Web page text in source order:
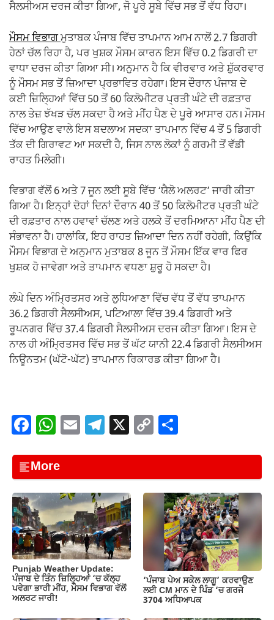
ਸੈਲਸੀਅਸ ਦਰਜ ਕੀਤਾ ਗਿਆ, ਜੋ ਪੂਰੇ ਸੂਬੇ ਵਿੱਚ ਸਭ ਤੋਂ ਵੱਧ ਰਿਹਾ।
ਮੌਸਮ ਵਿਭਾਗਮੁਤਾਬਕ ਪੰਜਾਬ ਵਿੱਚ ਤਾਪਮਾਨ ਆਮ ਨਾਲੋਂ 2.7 ਡਿਗਰੀ
ਹੇਠਾਂ ਚੱਲ ਰਿਹਾ ਹੈ, ਪਰ ਖੁਸ਼ਕ ਮੌਸਮ ਕਾਰਨ ਇਸ ਵਿੱਚ 0.2 ਡਿਗਰੀ ਦਾ
ਵਾਧਾ ਦਰਜ ਕੀਤਾ ਗਿਆ ਸੀ। ਅਨੁਮਾਨ ਹੈ ਕਿ ਵੀਰਵਾਰ ਅਤੇ ਸ਼ੁੱਕਰਵਾਰ
ਨੂੰ ਮੌਸਮ ਸਭ ਤੋਂ ਜ਼ਿਆਦਾ ਪ੍ਰਭਾਵਿਤ ਰਹੇਗਾ। ਇਸ ਦੌਰਾਨ ਪੰਜਾਬ ਦੇ
ਕਈ ਜ਼ਿਲ੍ਹਿਆਂ ਵਿੱਚ 50 ਤੋਂ 60 ਕਿਲੋਮੀਟਰ ਪ੍ਰਤੀ ਘੰਟੇ ਦੀ ਰਫ਼ਤਾਰ
ਨਾਲ ਤੇਜ਼ ਝੱਖੜ ਚੱਲ ਸਕਦਾ ਹੈ ਅਤੇ ਮੀਂਹ ਪੈਣ ਦੇ ਪੂਰੇ ਆਸਾਰ ਹਨ। ਮੌਸਮ
ਵਿੱਚ ਆਉਣ ਵਾਲੇ ਇਸ ਬਦਲਾਅ ਸਦਕਾ ਤਾਪਮਾਨ ਵਿੱਚ 4 ਤੋਂ 5 ਡਿਗਰੀ
ਤੱਕ ਦੀ ਗਿਰਾਵਟ ਆ ਸਕਦੀ ਹੈ, ਜਿਸ ਨਾਲ ਲੋਕਾਂ ਨੂੰ ਗਰਮੀ ਤੋਂ ਵੱਡੀ
ਰਾਹਤ ਮਿਲੇਗੀ।
ਵਿਭਾਗ ਵੱਲੋਂ 6 ਅਤੇ 7 ਜੂਨ ਲਈ ਸੂਬੇ ਵਿੱਚ ‘ਯੈਲੋ ਅਲਰਟ’ ਜਾਰੀ ਕੀਤਾ
ਗਿਆ ਹੈ। ਇਨ੍ਹਾਂ ਦੋਹਾਂ ਦਿਨਾਂ ਦੌਰਾਨ 40 ਤੋਂ 50 ਕਿਲੋਮੀਟਰ ਪ੍ਰਤੀ ਘੰਟੇ
ਦੀ ਰਫ਼ਤਾਰ ਨਾਲ ਹਵਾਵਾਂ ਚੱਲਣ ਅਤੇ ਹਲਕੇ ਤੋਂ ਦਰਮਿਆਨਾ ਮੀਂਹ ਪੈਣ ਦੀ
ਸੰਭਾਵਨਾ ਹੈ। ਹਾਲਾਂਕਿ, ਇਹ ਰਾਹਤ ਜ਼ਿਆਦਾ ਦਿਨ ਨਹੀਂ ਰਹੇਗੀ, ਕਿਉਂਕਿ
ਮੌਸਮ ਵਿਭਾਗ ਦੇ ਅਨੁਮਾਨ ਮੁਤਾਬਕ 8 ਜੂਨ ਤੋਂ ਮੌਸਮ ਇੱਕ ਵਾਰ ਫਿਰ
ਖੁਸ਼ਕ ਹੋ ਜਾਵੇਗਾ ਅਤੇ ਤਾਪਮਾਨ ਵਧਣਾ ਸ਼ੁਰੂ ਹੋ ਸਕਦਾ ਹੈ।
ਲੰਘੇ ਦਿਨ ਅੰਮ੍ਰਿਤਸਰ ਅਤੇ ਲੁਧਿਆਣਾ ਵਿੱਚ ਵੱਧ ਤੋਂ ਵੱਧ ਤਾਪਮਾਨ
36.2 ਡਿਗਰੀ ਸੈਲਸੀਅਸ, ਪਟਿਆਲਾ ਵਿੱਚ 39.4 ਡਿਗਰੀ ਅਤੇ
ਰੂਪਨਗਰ ਵਿੱਚ 37.4 ਡਿਗਰੀ ਸੈਲਸੀਅਸ ਦਰਜ ਕੀਤਾ ਗਿਆ। ਇਸ ਦੇ
ਨਾਲ ਹੀ ਅੰਮ੍ਰਿਤਸਰ ਵਿੱਚ ਸਭ ਤੋਂ ਘੱਟ ਯਾਨੀ 22.4 ਡਿਗਰੀ ਸੈਲਸੀਅਸ
ਨਿਊਨਤਮ (ਘੱਟੋ-ਘੱਟ) ਤਾਪਮਾਨ ਰਿਕਾਰਡ ਕੀਤਾ ਗਿਆ ਹੈ।
F
c
e
b
o
o
k
W
at
s
A
p
p
E
ail
T
e
gr
a
m
X C
p
y
Li
n
k
ar
e
More
Punjab Weather Update:
ਪੰਜਾਬ ਦੇ ਤਿੰਨ ਜ਼‍ਿਲ੍ਹਿਆਂ ‘ਚ ਕੱਲ੍ਹ
ਪਵੇਗਾ ਭਾਰੀ ਮੀਂਹ, ਮੌਸਮ ਵਿਭਾਗ ਵੱਲੋਂ
ਅਲਰਟ ਜਾਰੀ!
‘ਪੰਜਾਬ ਪੇਅ ਸਕੇਲ ਲਾਗੂ’ ਕਰਵਾਉਣ
ਲਈ CM ਮਾਨ ਦੇ ਪਿੰਡ ‘ਚ ਗਰਜੇ
3704 ਅਧਿਆਪਕ